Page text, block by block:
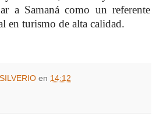
a Samaná como un referente
en turismo de alta calidad.
en 14:12